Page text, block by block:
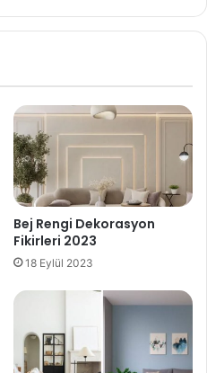
Bej Rengi Dekorasyon
Fikirleri 2023
18 Eylül 2023